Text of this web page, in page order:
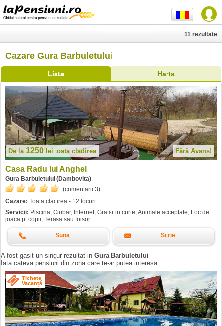
Cazare Gura Barbuletului
Lista Harta
11 rezultate
De la 1250lei toata cladirea Fără Avans!
Casa Radu lui Anghel
Gura Barbuletului (Dambovita)
(comentarii:3).
Cazare: Toata cladirea - 12 locuri
Servicii: Piscina, Ciubar, Internet, Gratar in curte, Animale acceptate, Loc de
joaca pt copii, Terasa sau foisor
Suna Scrie
A fost gasit un singur rezultat in Gura Barbuletului
Iata cateva pensiuni din zona care te-ar putea interesa.
Tichete
Vacanță